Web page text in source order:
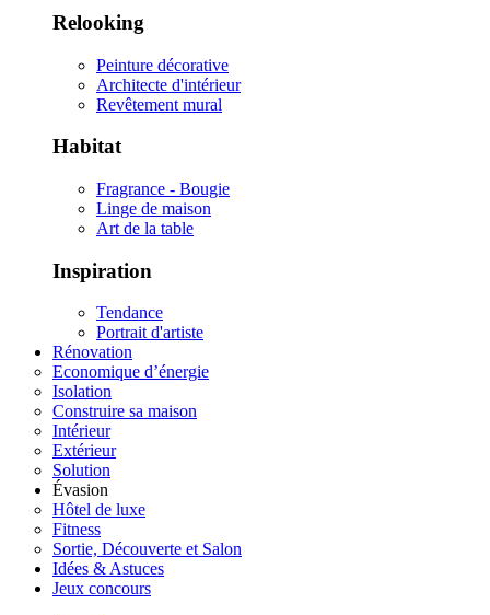
Relooking
Peinture décorative
Architecte d'intérieur
Revêtement mural
Habitat
Fragrance - Bougie
Linge de maison
Art de la table
Inspiration
Tendance
Portrait d'artiste
Rénovation
Economique d’énergie
Isolation
Construire sa maison
Intérieur
Extérieur
Solution
Évasion
Hôtel de luxe
Fitness
Sortie, Découverte et Salon
Idées & Astuces
Jeux concours